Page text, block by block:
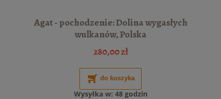
Agat - pochodzenie: Dolina wygasłych
wulkanów, Polska
280,00 zł
do koszyka
Wysyłka w: 48 godzin